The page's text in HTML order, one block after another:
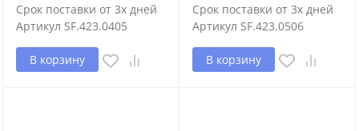
Срок поставки от 3х дней
Артикул SF.423.0405
В корзину
Срок поставки от 3х дней
Артикул SF.423.0506
В корзину